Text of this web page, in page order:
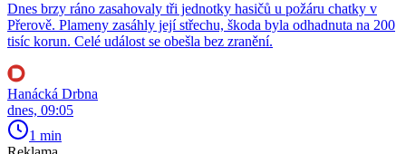
Dnes brzy ráno zasahovaly tři jednotky hasičů u požáru chatky v
Přerově. Plameny zasáhly její střechu, škoda byla odhadnuta na 200
tisíc korun. Celé událost se obešla bez zranění.
Hanácká Drbna
dnes, 09:05
1 min